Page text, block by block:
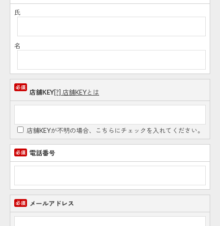
氏
名
店舗KEY[?] 店舗KEYとは
店舗KEYが不明の場合、こちらにチェックを入れてください。
電話番号
メールアドレス